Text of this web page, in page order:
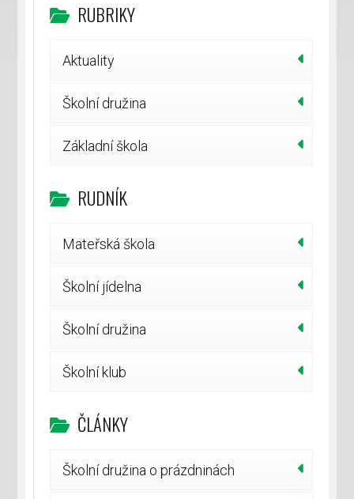
RUBRIKY
Aktuality
Školní družina
Základní škola
RUDNÍK
Mateřská škola
Školní jídelna
Školní družina
Školní klub
ČLÁNKY
Školní družina o prázdninách